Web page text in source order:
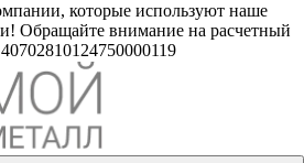
которые используют наше
Обращайте внимание на расчетный